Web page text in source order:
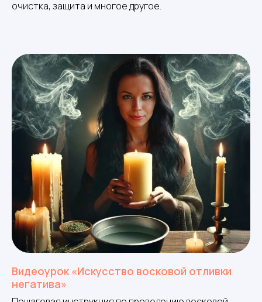
очистка, защита и многое другое.
Видеоурок «Искусство восковой отливки
негатива»